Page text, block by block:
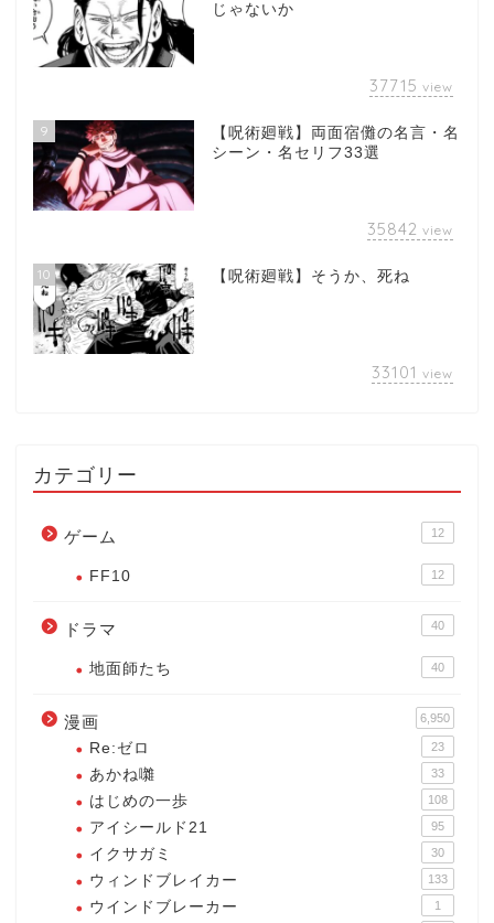
じゃないか
37715 view
9
【呪術廻戦】両面宿儺の名言・名
シーン・名セリフ33選
35842 view
10 【呪術廻戦】そうか、死ね
33101 view
カテゴリー
ゲーム 12
FF10 12
ドラマ 40
地面師たち 40
漫画 6,950
Re:ゼロ 23
あかね囃 33
はじめの一歩 108
アイシールド21 95
イクサガミ 30
ウィンドブレイカー 133
ウインドブレーカー 1